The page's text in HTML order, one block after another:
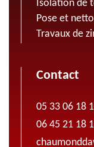
Isolation de
Pose et
Travaux de
Contact
05 33 06 18
06 45 21 18